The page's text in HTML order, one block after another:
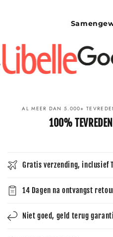
AL MEER DAN 5.000+
100%
Gratis verzending, inclusief
14 Dagen na ontvangst
Niet goed, geld terug